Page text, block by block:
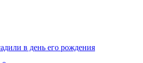
в день его рождения